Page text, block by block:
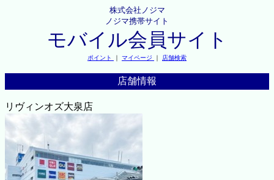
株式会社ノジマ
ノジマ携帯サイト
モバイル会員サイト
ポイント ｜ マイページ ｜ 店舗検索
店舗情報
リヴィンオズ大泉店